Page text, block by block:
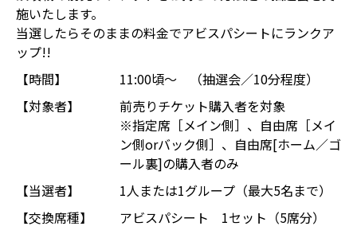
施いたします。
当選したらそのままの料金でアビスパシートにランクア
ップ!!
【時間】
11:00頃～ （抽選会／10分程度）
【対象者】
前売りチケット購入者を対象
※指定席［メイン側］、自由席［メイ
ン側orバック側］、自由席[ホーム／ゴ
ール裏]の購入者のみ
【当選者】
1人または1グループ（最大5名まで）
【交換席種】
アビスパシート 1セット（5席分）